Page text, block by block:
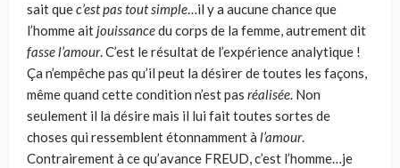
sait quec’est pas tout simple…il y a aucune chance que
l’homme aitjouissancedu corps de la femme, autrement dit
fasse l’amour. C’est le résultat de l’expérience analytique !
Ça n’empêche pas qu’il peut la désirer de toutes les façons,
même quand cette condition n’est pas réalisée. Non
seulement il la désire mais il lui fait toutes sortes de
choses qui ressemblent étonnamment à l’amour.
Contrairement à ce qu’avance FREUD, c’est l’homme…je